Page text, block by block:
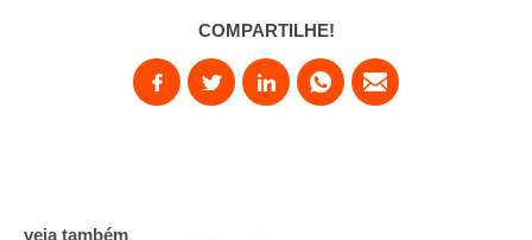
COMPARTILHE!
veja também